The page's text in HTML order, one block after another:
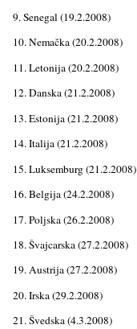
9. Senegal (19.2.2008)
10. Nemačka (20.2.2008)
11. Letonija (20.2.2008)
12. Danska (21.2.2008)
13. Estonija (21.2.2008)
14. Italija (21.2.2008)
15. Luksemburg (21.2.2008)
16. Belgija (24.2.2008)
17. Polјska (26.2.2008)
18. Švajcarska (27.2.2008)
19. Austrija (27.2.2008)
20. Irska (29.2.2008)
21. Švedska (4.3.2008)